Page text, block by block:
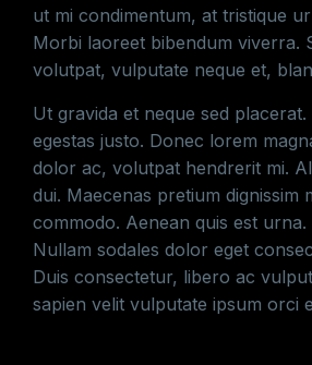
ut mi condimentum, at tristique
Morbi laoreet bibendum viverra.
volutpat, vulputate neque et,
Ut gravida et neque sed placerat.
egestas justo. Donec lorem
dolor ac, volutpat hendrerit mi.
dui. Maecenas pretium dignissim
commodo. Aenean quis est
Nullam sodales dolor eget
Duis consectetur, libero ac
sapien velit vulputate ipsum orci